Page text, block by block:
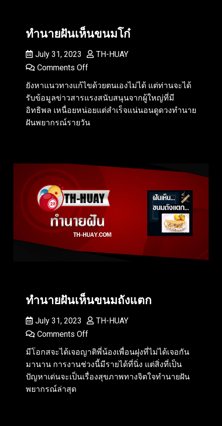
ทำนายฝันเห็นขนมโก๋
July 31, 2023
TH-HUAY
Comments Off
ยังหาแนวทางแก้ไขด้วยตนเองไม่ได้ แต่ท่านจะได้
รับข้อมูลข่าวสารแรงสนับสนุนจากผู้ใหญ่ที่มี
อิทธิพล เหนื่อยหน่อยแต่สำเร็จแน่นอนดูดวงทำนาย
ฝันพยากรณ์รายวัน
ทำนายฝันเห็นขนมถังแตก
July 31, 2023
TH-HUAY
Comments Off
มีโอกสจะได้เจอญาติพี่น้องเพื่อนฝุงที่ไม่ได้เจอกัน
มานาน การงานช่วงนี้มีรายได้ที่นิ่ง แต่สิ่งที่เป็น
ปัญหาเด่นจะเป็นเรื่องสุขภาพทางจิตใจทำนายฝัน
พยากรณ์ล่าสุด